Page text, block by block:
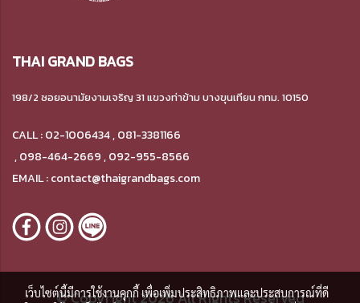
THAI GRAND BAGS
198/2 ซอยอนามัยงามเจริญ 31 แขวงท่าข้าม บางขุนเทียน กทม. 10150
CALL : 02-1006434 , 081-3381166
,098-464-2669 , 092-955-8566
EMAIL : contact@thaigrandbags.com
© Copyright 2026 All Rights Reserved
เว็บไซต์นี้มีการใช้งานคุกกี้ เพื่อเพิ่มประสิทธิภาพและประสบการณ์ที่ดี